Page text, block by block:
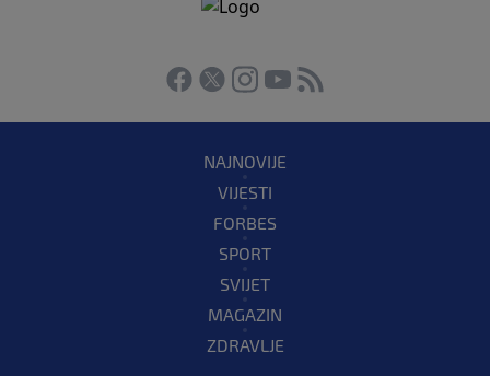
NAJNOVIJE
VIJESTI
FORBES
SPORT
SVIJET
MAGAZIN
ZDRAVLJE